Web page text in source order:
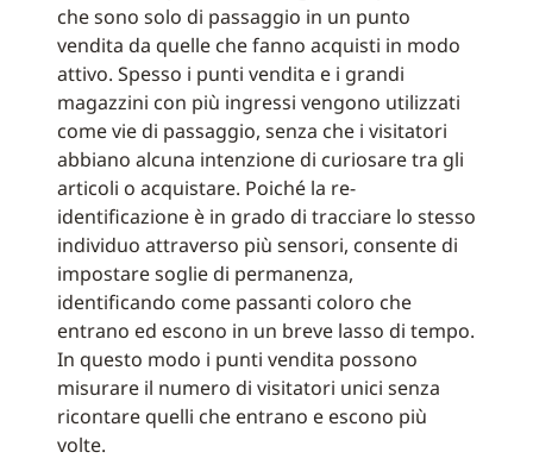
che sono solo di passaggio in un punto
vendita da quelle che fanno acquisti in modo
attivo. Spesso i punti vendita e i grandi
magazzini con più ingressi vengono utilizzati
come vie di passaggio, senza che i visitatori
abbiano alcuna intenzione di curiosare tra gli
articoli o acquistare. Poiché la re-
identificazione è in grado di tracciare lo stesso
individuo attraverso più sensori, consente di
impostare soglie di permanenza,
identificando come passanti coloro che
entrano ed escono in un breve lasso di tempo.
In questo modo i punti vendita possono
misurare il numero di visitatori unici senza
ricontare quelli che entrano e escono più
volte.